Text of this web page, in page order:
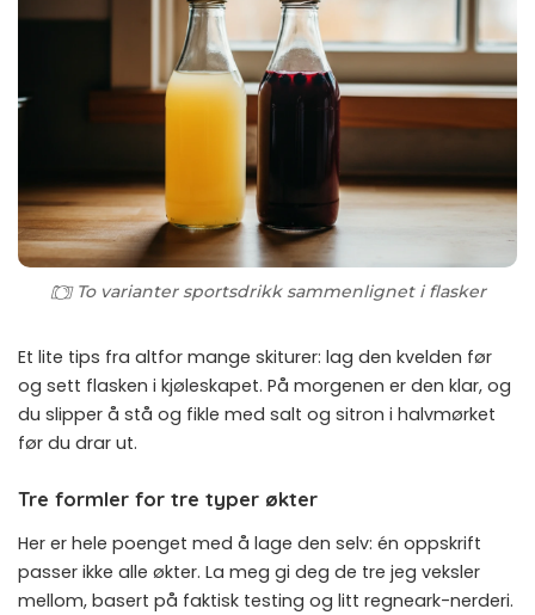
To varianter sportsdrikk sammenlignet i flasker
Et lite tips fra altfor mange skiturer: lag den kvelden før
og sett flasken i kjøleskapet. På morgenen er den klar, og
du slipper å stå og fikle med salt og sitron i halvmørket
før du drar ut.
Tre formler for tre typer økter
Her er hele poenget med å lage den selv: én oppskrift
passer ikke alle økter. La meg gi deg de tre jeg veksler
mellom, basert på faktisk testing og litt regneark-nerderi.